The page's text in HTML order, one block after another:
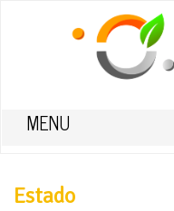
MENU
Estado